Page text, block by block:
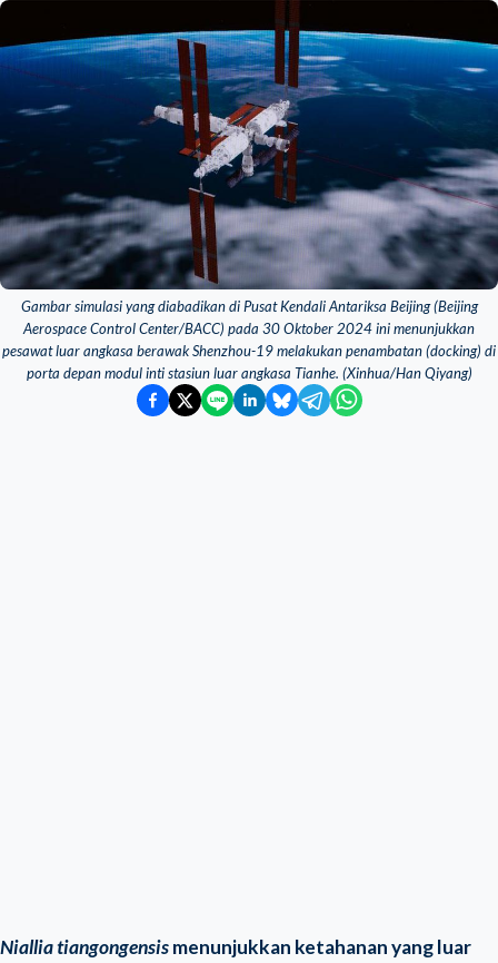
Gambar simulasi yang diabadikan di Pusat Kendali Antariksa Beijing (Beijing
Aerospace Control Center/BACC) pada 30 Oktober 2024 ini menunjukkan
pesawat luar angkasa berawak Shenzhou-19 melakukan penambatan (docking) di
porta depan modul inti stasiun luar angkasa Tianhe. (Xinhua/Han Qiyang)
Niallia tiangongensismenunjukkan ketahanan yang luar